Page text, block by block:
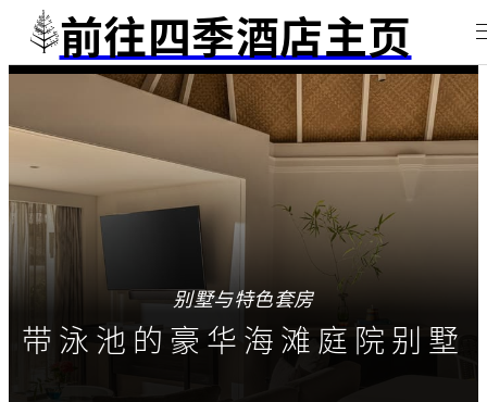
前往四季酒店主页
别墅与特色套房
带泳池的豪华海滩庭院别墅